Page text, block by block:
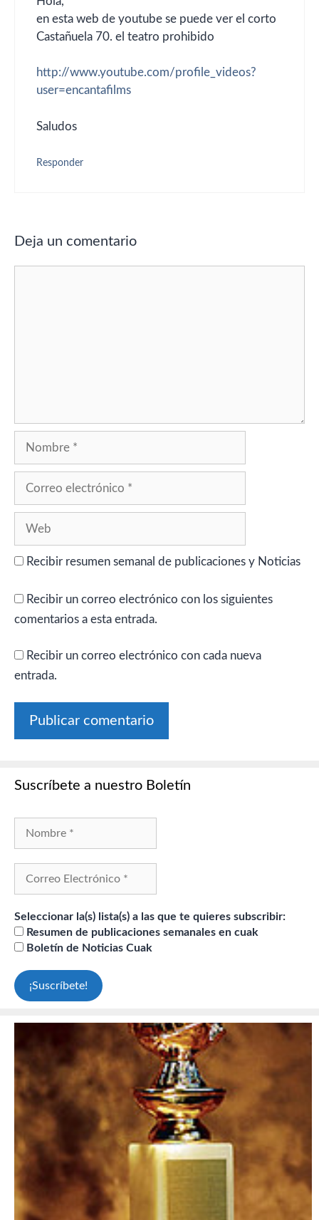
en esta web de youtube se puede ver el corto
Castañuela 70. el teatro prohibido
http://www.youtube.com/profile_videos?
user=encantafilms
Saludos
Responder
Deja un comentario
Recibir resumen semanal de publicaciones y Noticias
Recibir un correo electrónico con los siguientes
comentarios a esta entrada.
Recibir un correo electrónico con cada nueva
entrada.
Suscríbete a nuestro Boletín
Seleccionar la(s) lista(s) a las que te quieres subscribir:
Resumen de publicaciones semanales en cuak
Boletín de Noticias Cuak